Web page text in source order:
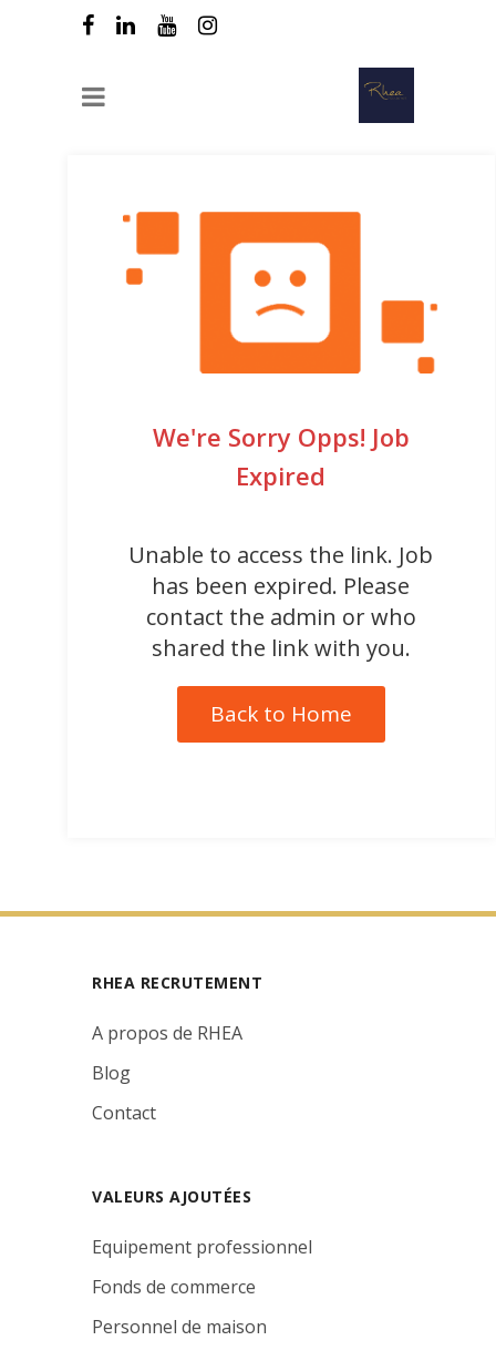
We're Sorry Opps! Job
Expired
Unable to access the link. Job
has been expired. Please
contact the admin or who
shared the link with you.
Back to Home
RHEA RECRUTEMENT
A propos de RHEA
Blog
Contact
VALEURS AJOUTÉES
Equipement professionnel
Fonds de commerce
Personnel de maison